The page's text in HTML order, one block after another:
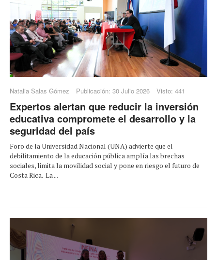
Natalia Salas Gómez Publicación: 30 Julio 2026 Visto: 441
Expertos alertan que reducir la inversión
educativa compromete el desarrollo y la
seguridad del país
Foro de la Universidad Nacional (UNA) advierte que el
debilitamiento de la educación pública amplía las brechas
sociales, limita la movilidad social y pone en riesgo el futuro de
Costa Rica. La ...